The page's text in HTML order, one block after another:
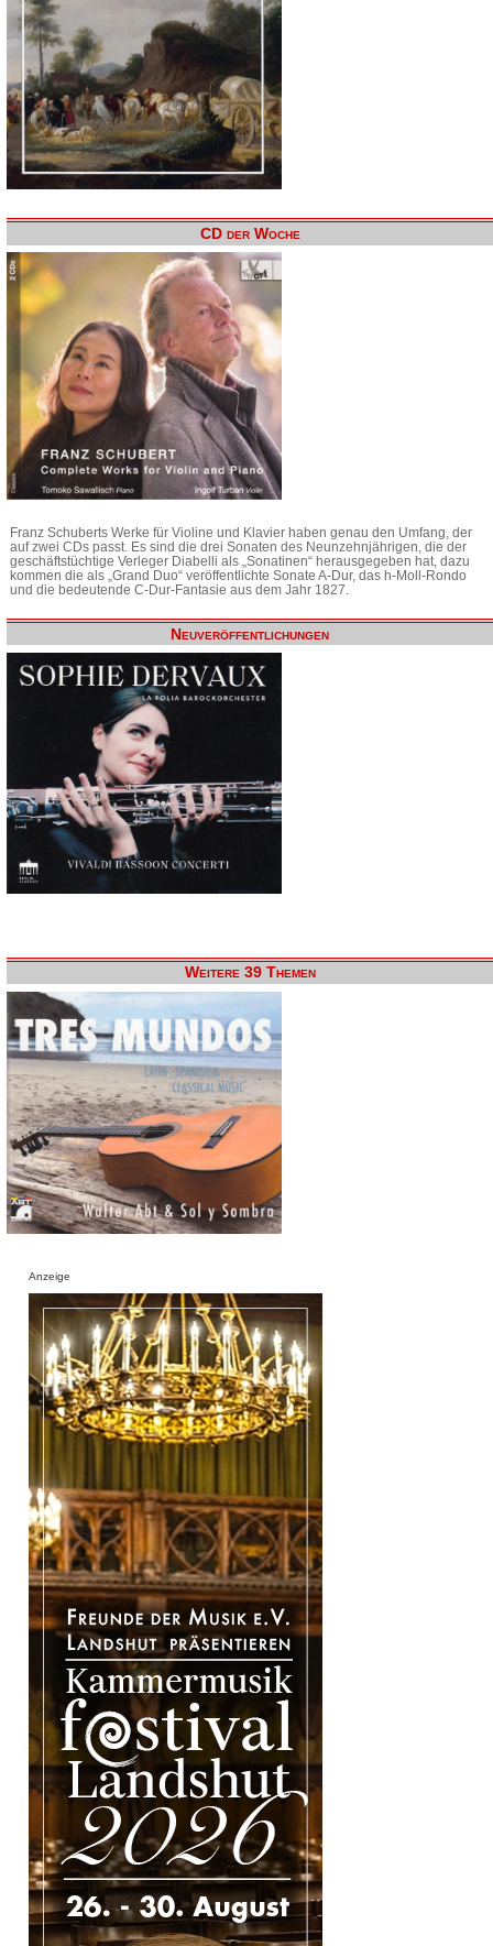
CD der Woche
Franz Schuberts Werke für Violine und Klavier haben genau den Umfang, der
auf zwei CDs passt. Es sind die drei Sonaten des Neunzehnjährigen, die der
geschäftstüchtige Verleger Diabelli als „Sonatinen“ herausgegeben hat, dazu
kommen die als „Grand Duo“ veröffentlichte Sonate A-Dur, das h-Moll-Rondo
und die bedeutende C-Dur-Fantasie aus dem Jahr 1827.
Neuveröffentlichungen
Weitere 39 Themen
Anzeige